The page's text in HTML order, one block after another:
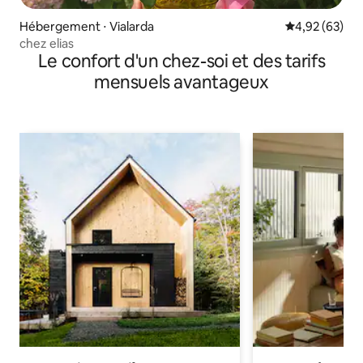
Hébergement ⋅ Vialarda Évaluation
4,92 (63)
chez elias
Le confort d'un chez-soi et des tarifs
mensuels avantageux